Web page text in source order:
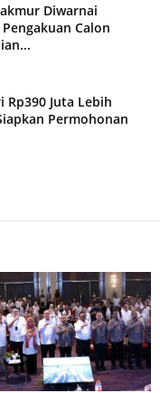
Diwarnai
Calon
Rp390 Juta Lebih
Permohonan